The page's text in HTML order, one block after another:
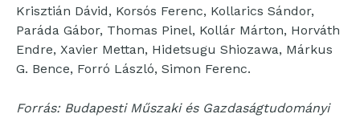
Krisztián Dávid, Korsós Ferenc, Kollarics Sándor,
Paráda Gábor, Thomas Pinel, Kollár Márton, Horváth
Endre, Xavier Mettan, Hidetsugu Shiozawa, Márkus
G. Bence, Forró László, Simon Ferenc.
Forrás: Budapesti Műszaki és Gazdaságtudományi